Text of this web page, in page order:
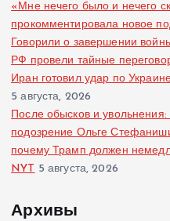
«Мне нечего было и нечего
прокомментировала новое
Говорили о завершении
РФ провели тайные
Иран готовил удар по
5 августа, 2026
После обысков и
подозрение Ольге
почему Трамп должен
NYT 5 августа, 2026
Архивы